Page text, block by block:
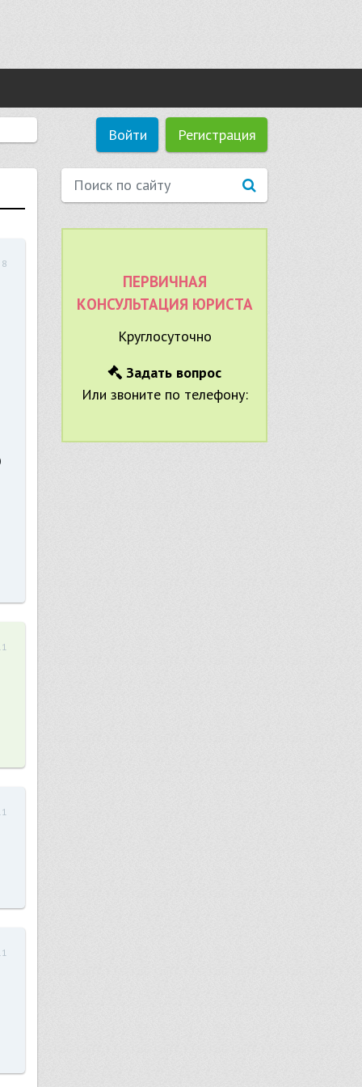
Войти Регистрация
ПЕРВИЧНАЯ
КОНСУЛЬТАЦИЯ ЮРИСТА
Круглосуточно
Задать вопрос
Или звоните по телефону: